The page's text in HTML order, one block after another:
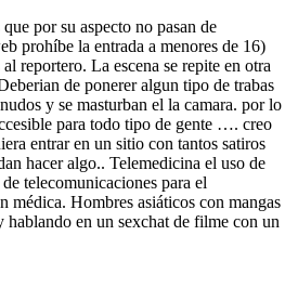
por su aspecto no pasan de
prohíbe la entrada a menores de 16)
reportero. La escena se repite en otra
de ponerer algun tipo de trabas
y se masturban el la camara. por lo
para todo tipo de gente …. creo
entrar en un sitio con tantos satiros
hacer algo.. Telemedicina el uso de
telecomunicaciones para el
médica. Hombres asiáticos con mangas
hablando en un sexchat de filme con un